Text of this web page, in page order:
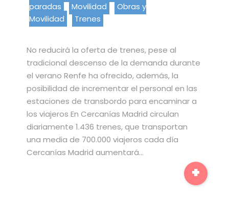
paradas
Movilidad
Obras y
Movilidad
Trenes
No reducirá la oferta de trenes, pese al
tradicional descenso de la demanda durante
el verano Renfe ha ofrecido, además, la
posibilidad de incrementar el personal en las
estaciones de transbordo para encaminar a
los viajeros En Cercanías Madrid circulan
diariamente 1.436 trenes, que transportan
una media de 700.000 viajeros cada día
Cercanías Madrid aumentará…
+